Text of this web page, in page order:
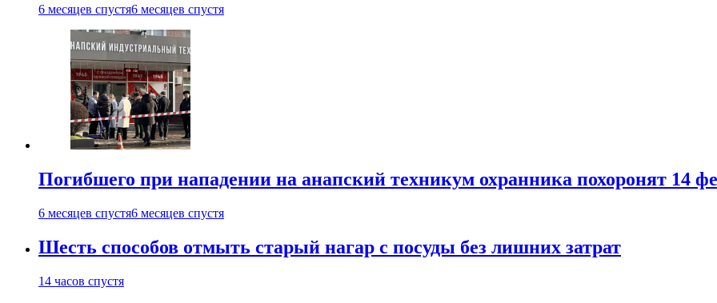
6 месяцев спустя6 месяцев спустя
Погибшего при нападении на анапский техникум охранника похоронят 14
6 месяцев спустя6 месяцев спустя
Шесть способов отмыть старый нагар с посуды без лишних затрат
14 часов спустя